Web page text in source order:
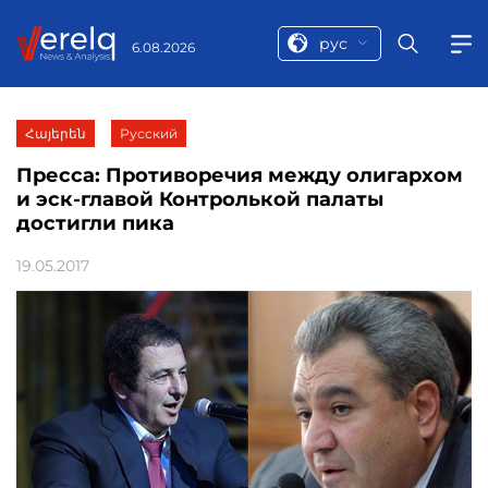
6.08.2026 рус
Հայերեն Русский
Пресса: Противоречия между олигархом
и эск-главой Контролькой палаты
достигли пика
19.05.2017